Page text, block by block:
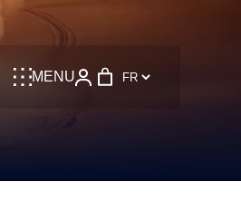
MENU Language